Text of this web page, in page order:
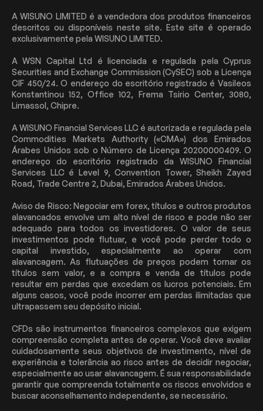
A WISUNO LIMITED é a vendedora dos produtos financeiros
descritos ou disponíveis neste site. Este site é operado
exclusivamente pela WISUNO LIMITED.
A WSN Capital Ltd é licenciada e regulada pela Cyprus
Securities and Exchange Commission (CySEC) sob a Licença
CIF 450/24. O endereço do escritório registrado é Vasileos
Konstantinou 152, Office 102, Frema Tsirio Center, 3080,
Limassol, Chipre.
A WISUNO Financial Services LLC é autorizada e regulada pela
Commodities Markets Authority («CMA») dos Emirados
Árabes Unidos sob o Número de Licença 20200000409. O
endereço do escritório registrado da WISUNO Financial
Services LLC é Level 9, Convention Tower, Sheikh Zayed
Road, Trade Centre 2, Dubai, Emirados Árabes Unidos.
Aviso de Risco: Negociar em forex, títulos e outros produtos
alavancados envolve um alto nível de risco e pode não ser
adequado para todos os investidores. O valor de seus
investimentos pode flutuar, e você pode perder todo o
capital investido, especialmente ao operar com
alavancagem. As flutuações de preços podem tornar os
títulos sem valor, e a compra e venda de títulos pode
resultar em perdas que excedam os lucros potenciais. Em
alguns casos, você pode incorrer em perdas ilimitadas que
ultrapassem seu depósito inicial.
CFDs são instrumentos financeiros complexos que exigem
compreensão completa antes de operar. Você deve avaliar
cuidadosamente seus objetivos de investimento, nível de
experiência e tolerância ao risco antes de decidir negociar,
especialmente ao usar alavancagem. É sua responsabilidade
garantir que compreenda totalmente os riscos envolvidos e
buscar aconselhamento independente, se necessário.